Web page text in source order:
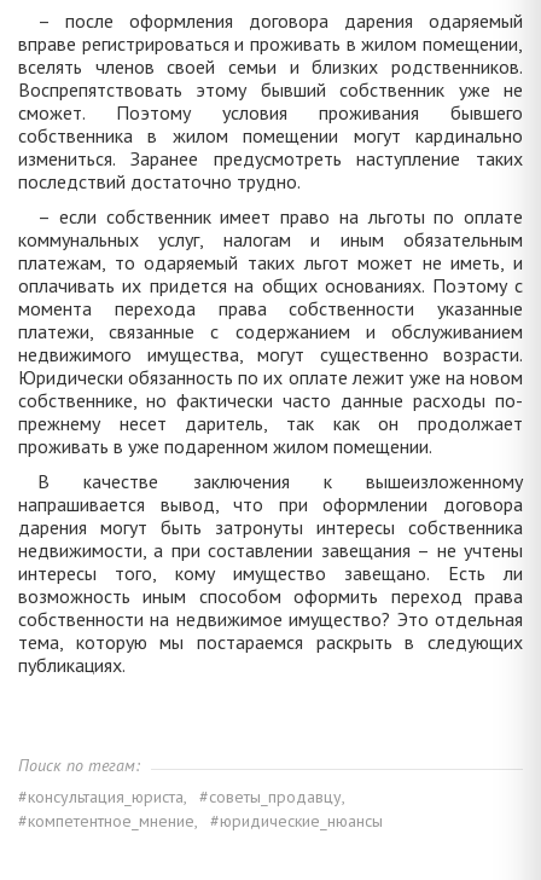
– после оформления договора дарения одаряемый
вправе регистрироваться и проживать в жилом помещении,
вселять членов своей семьи и близких родственников.
Воспрепятствовать этому бывший собственник уже не
сможет. Поэтому условия проживания бывшего
собственника в жилом помещении могут кардинально
измениться. Заранее предусмотреть наступление таких
последствий достаточно трудно.
– если собственник имеет право на льготы по оплате
коммунальных услуг, налогам и иным обязательным
платежам, то одаряемый таких льгот может не иметь, и
оплачивать их придется на общих основаниях. Поэтому с
момента перехода права собственности указанные
платежи, связанные с содержанием и обслуживанием
недвижимого имущества, могут существенно возрасти.
Юридически обязанность по их оплате лежит уже на новом
собственнике, но фактически часто данные расходы по-
прежнему несет даритель, так как он продолжает
проживать в уже подаренном жилом помещении.
В качестве заключения к вышеизложенному
напрашивается вывод, что при оформлении договора
дарения могут быть затронуты интересы собственника
недвижимости, а при составлении завещания – не учтены
интересы того, кому имущество завещано. Есть ли
возможность иным способом оформить переход права
собственности на недвижимое имущество? Это отдельная
тема, которую мы постараемся раскрыть в следующих
публикациях.
Поиск по тегам:
#консультация_юриста,
#советы_продавцу,
#компетентное_мнение,
#юридические_нюансы